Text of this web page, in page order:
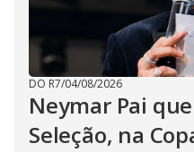
DO R7/04/08/2026
Neymar Pai
Seleção, na